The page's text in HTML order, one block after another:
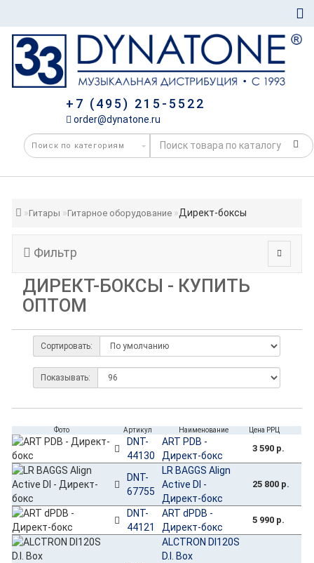
+7 (495) 215-5522
order@dynatone.ru
Гитары Гитарное оборудование Директ-боксы
Фильтр
ДИРЕКТ-БОКСЫ - КУПИТЬ
ОПТОМ
Сортировать:
Показывать:
Фото Артикул Наименование Цена РРЦ
DNT-
44130
ART PDB -
Директ-бокс
3 590 р.
DNT-
67755
LR BAGGS Align
Active DI -
Директ-бокс
25 800 р.
DNT-
44121
ART dPDB -
Директ-бокс
5 990 р.
ALCTRON DI120S
D.I. Box